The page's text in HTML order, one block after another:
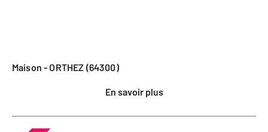
Maison - ORTHEZ (64300)
En savoir plus